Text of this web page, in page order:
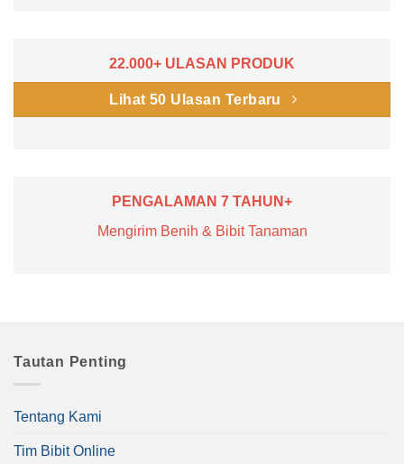
22.000+ ULASAN PRODUK
Lihat 50 Ulasan Terbaru
PENGALAMAN 7 TAHUN+
Mengirim Benih & Bibit Tanaman
Tautan Penting
Tentang Kami
Tim Bibit Online